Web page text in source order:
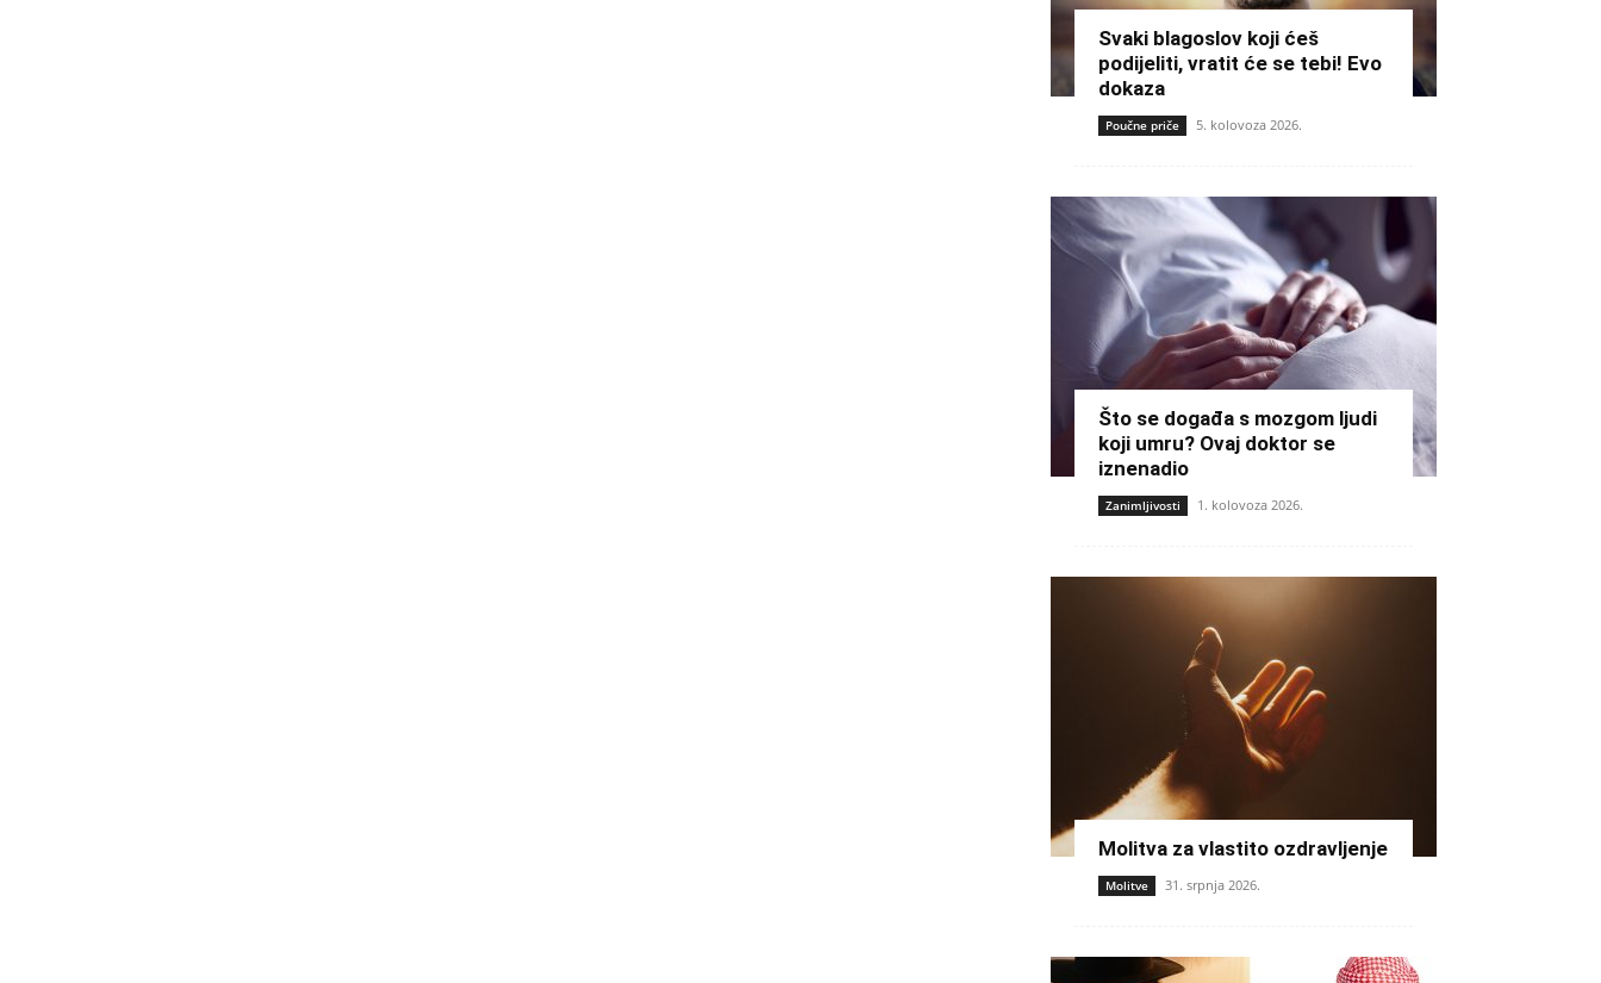
Svaki blagoslov koji ćeš
podijeliti, vratit će se tebi! Evo
dokaza
Poučne priče 5. kolovoza 2026.
Što se događa s mozgom ljudi
koji umru? Ovaj doktor se
iznenadio
Zanimljivosti 1. kolovoza 2026.
Molitva za vlastito ozdravljenje
Molitve 31. srpnja 2026.